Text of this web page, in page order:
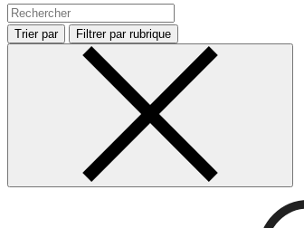
Trier par Filtrer par rubrique